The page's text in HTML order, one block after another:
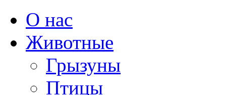
О нас
Животные
Грызуны
Птицы